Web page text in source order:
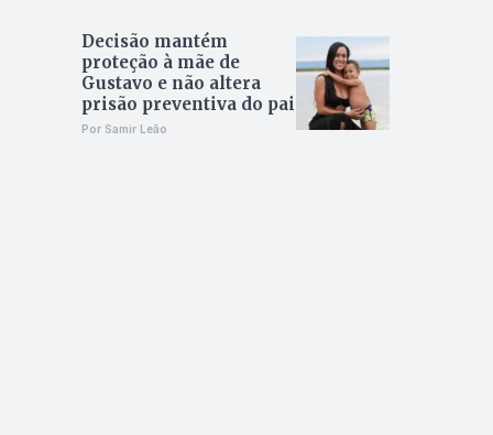
Decisão mantém
proteção à mãe de
Gustavo e não altera
prisão preventiva do pai
Por Samir Leão